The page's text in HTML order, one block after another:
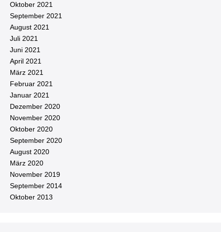
Oktober 2021
September 2021
August 2021
Juli 2021
Juni 2021
April 2021
März 2021
Februar 2021
Januar 2021
Dezember 2020
November 2020
Oktober 2020
September 2020
August 2020
März 2020
November 2019
September 2014
Oktober 2013